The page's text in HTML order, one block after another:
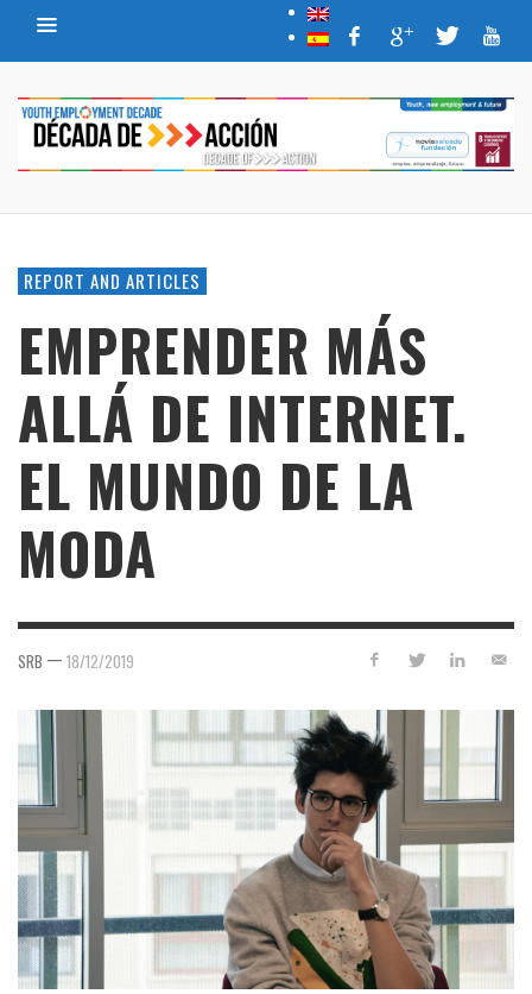
REPORT AND ARTICLES
EMPRENDER MÁS
ALLÁ DE INTERNET.
EL MUNDO DE LA
MODA
SRB — 18/12/2019